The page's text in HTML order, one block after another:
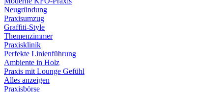
Neugründung
Praxisumzug
Graffiti-Style
Themenzimmer
Praxisklinik
Perfekte Linienführung
Ambiente in Holz
Praxis mit Lounge Gefühl
Alles anzeigen
Praxisbörse